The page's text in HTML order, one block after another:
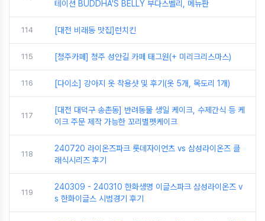
테이션 BUDDHA'S BELLY 부다스벨리, 메뉴판
114 [대전 비래동 맛집]런치킨
115 [청주카페] 청주 성안길 카페 태그원(+ 미리크리스마스)
116 [다이소] 강아지 옷 착용샷 및 후기(옷 5개, 목도리 1개)
117
[대전 대덕구 송촌동] 반려동물 생일 케이크, 수제간식 등 케
이크 주문 제작 가능한 꼬리별펫케이크
118
240720 라이온즈파크 롯데자이언츠 vs 삼성라이온즈 클
래식시리즈 후기
119
240309 - 240310 한화생명 이글스파크 삼성라이온즈 v
s 한화이글스 시범경기 후기